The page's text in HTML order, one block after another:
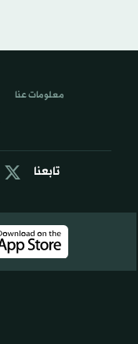
تابعنا
معلومات عنا